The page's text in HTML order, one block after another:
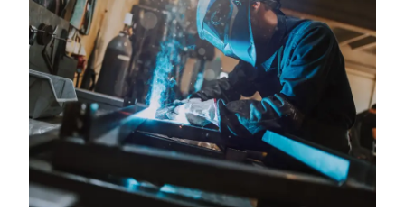
기업법무그룹 업무
전체
PROFESSIONALS
기업전문변호사
ABOUT